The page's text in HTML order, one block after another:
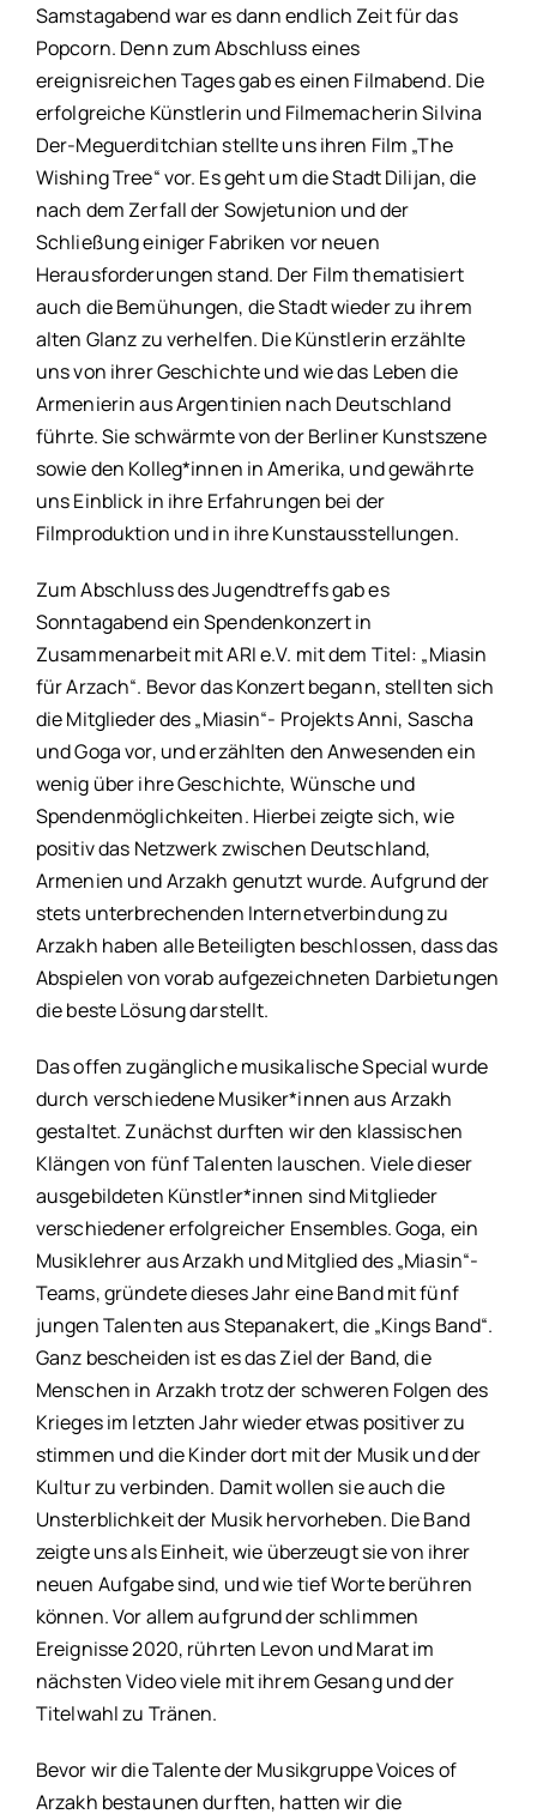
Samstagabend war es dann endlich Zeit für das
Popcorn. Denn zum Abschluss eines
ereignisreichen Tages gab es einen Filmabend. Die
erfolgreiche Künstlerin und Filmemacherin Silvina
Der-Meguerditchian stellte uns ihren Film „The
Wishing Tree“ vor. Es geht um die Stadt Dilijan, die
nach dem Zerfall der Sowjetunion und der
Schließung einiger Fabriken vor neuen
Herausforderungen stand. Der Film thematisiert
auch die Bemühungen, die Stadt wieder zu ihrem
alten Glanz zu verhelfen. Die Künstlerin erzählte
uns von ihrer Geschichte und wie das Leben die
Armenierin aus Argentinien nach Deutschland
führte. Sie schwärmte von der Berliner Kunstszene
sowie den Kolleg*innen in Amerika, und gewährte
uns Einblick in ihre Erfahrungen bei der
Filmproduktion und in ihre Kunstausstellungen.
Zum Abschluss des Jugendtreffs gab es
Sonntagabend ein Spendenkonzert in
Zusammenarbeit mit ARI e.V. mit dem Titel: „Miasin
für Arzach“. Bevor das Konzert begann, stellten sich
die Mitglieder des „Miasin“- Projekts Anni, Sascha
und Goga vor, und erzählten den Anwesenden ein
wenig über ihre Geschichte, Wünsche und
Spendenmöglichkeiten. Hierbei zeigte sich, wie
positiv das Netzwerk zwischen Deutschland,
Armenien und Arzakh genutzt wurde. Aufgrund der
stets unterbrechenden Internetverbindung zu
Arzakh haben alle Beteiligten beschlossen, dass das
Abspielen von vorab aufgezeichneten Darbietungen
die beste Lösung darstellt.
Das offen zugängliche musikalische Special wurde
durch verschiedene Musiker*innen aus Arzakh
gestaltet. Zunächst durften wir den klassischen
Klängen von fünf Talenten lauschen. Viele dieser
ausgebildeten Künstler*innen sind Mitglieder
verschiedener erfolgreicher Ensembles. Goga, ein
Musiklehrer aus Arzakh und Mitglied des „Miasin“-
Teams, gründete dieses Jahr eine Band mit fünf
jungen Talenten aus Stepanakert, die „Kings Band“.
Ganz bescheiden ist es das Ziel der Band, die
Menschen in Arzakh trotz der schweren Folgen des
Krieges im letzten Jahr wieder etwas positiver zu
stimmen und die Kinder dort mit der Musik und der
Kultur zu verbinden. Damit wollen sie auch die
Unsterblichkeit der Musik hervorheben. Die Band
zeigte uns als Einheit, wie überzeugt sie von ihrer
neuen Aufgabe sind, und wie tief Worte berühren
können. Vor allem aufgrund der schlimmen
Ereignisse 2020, rührten Levon und Marat im
nächsten Video viele mit ihrem Gesang und der
Titelwahl zu Tränen.
Bevor wir die Talente der Musikgruppe Voices of
Arzakh bestaunen durften, hatten wir die